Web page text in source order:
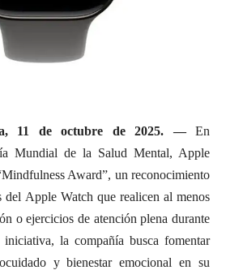
11 de octubre de 2025. —En
Mundial de la Salud Mental, Apple
Award”, un reconocimiento
del Apple Watch que realicen al menos
o ejercicios de atención plena durante
iniciativa, la compañía busca fomentar
y bienestar emocional en su